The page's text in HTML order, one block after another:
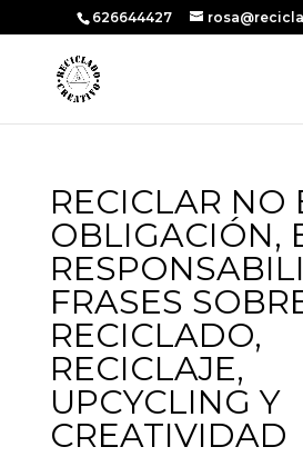
626644427
RECICLAR NO
OBLIGACIÓN,
FRASES
RECICLADO,
RECICLAJE,
UPCYCLING Y
CREATIVIDAD